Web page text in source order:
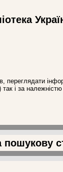
і за
пошукову